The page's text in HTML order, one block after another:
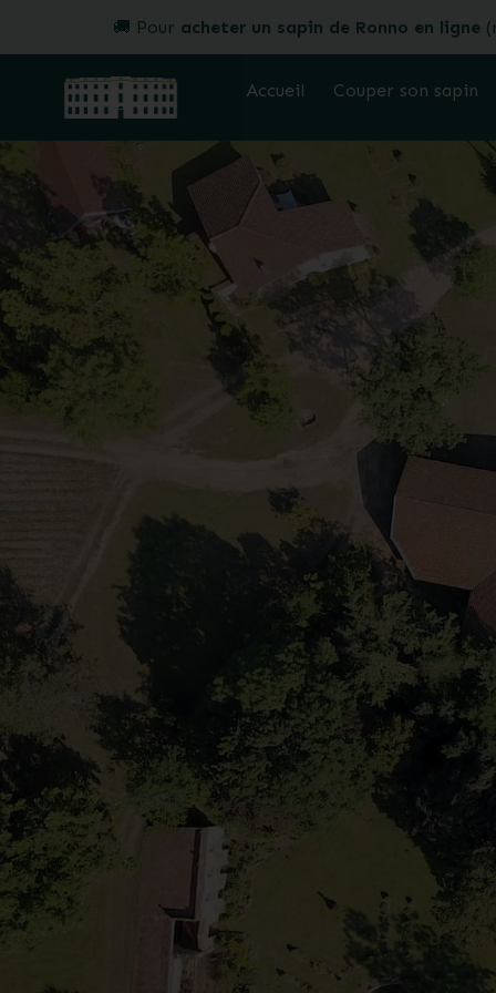
🚚 Pour acheter un sapin de Ronno en ligne
Accueil Couper son sapin